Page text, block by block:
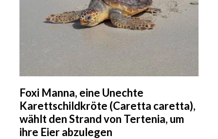
Foxi Manna, eine Unechte
Karettschildkröte (Caretta caretta),
wählt den Strand von Tertenia, um
ihre Eier abzulegen